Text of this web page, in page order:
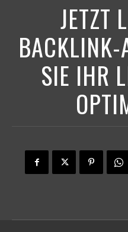
JETZT
BACKLINK-
SIE IHR